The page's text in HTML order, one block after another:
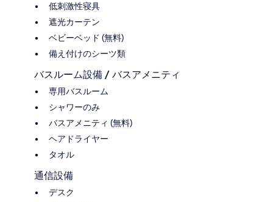
低刺激性寝具
遮光カーテン
ベビーベッド (無料)
備え付けのシーツ類
バスルーム設備 / バスアメニティ
専用バスルーム
シャワーのみ
バスアメニティ (無料)
ヘアドライヤー
タオル
通信設備
デスク